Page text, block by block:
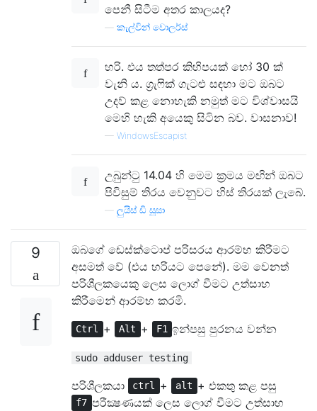
පෙනී සිටීම අතර කාලයද?
කැල්වින් වොලර්ස්
හරි. එය තත්පර කිහිපයක් හෝ 30 ක්
වැනි ය. ග්‍රැෆික් ගැටළු සඳහා මට ඔබට
උදව් කළ නොහැකි නමුත් මට විශ්වාසයි
මෙහි හැකි අයෙකු සිටින බව. වාසනාව!
— WindowsEscapist
උබුන්ටු 14.04 හි මෙම ක්‍රමය මඟින් ඔබට
පිවිසුම් තිරය වෙනුවට හිස් තිරයක් ලැබේ.
ලුයිස් ඩි සූසා
9
ඔබගේ ඩෙස්ක්ටොප් පරිසරය ආරම්භ කිරීමට
අසමත් වේ (එය හරියට පෙනේ). මම වෙනත්
පරිශීලකයෙකු ලෙස ලොග් වීමට උත්සාහ
කිරීමෙන් ආරම්භ කරමි.
Ctrl + Alt + F1 ඉන්පසු පුරනය වන්න
sudo adduser testing
පරිශීලකයා ctrl + alt + එකතු කළ පසු
f7 පරීක්‍ෂණයක් ලෙස ලොග් වීමට උත්සාහ